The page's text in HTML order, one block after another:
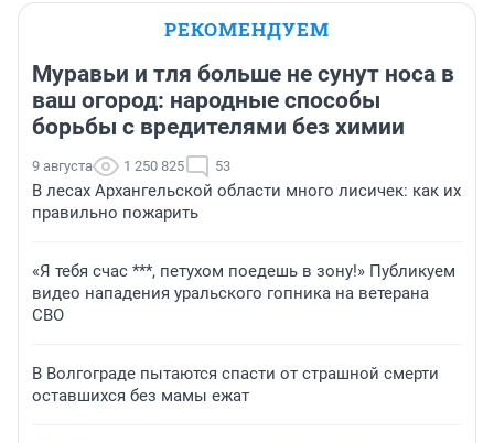
РЕКОМЕНДУЕМ
Муравьи и тля больше не сунут носа в
ваш огород: народные способы
борьбы с вредителями без химии
9 августа 1 250 825 53
В лесах Архангельской области много лисичек: как их
правильно пожарить
«Я тебя счас ***, петухом поедешь в зону!» Публикуем
видео нападения уральского гопника на ветерана
СВО
В Волгограде пытаются спасти от страшной смерти
оставшихся без мамы ежат